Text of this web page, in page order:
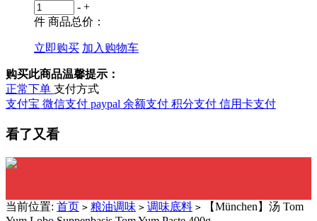
- +
件 商品总价：
立即购买 加入购物车
购买此商品温馨提示：
正常下单 支付方式
支付宝 微信支付 paypal 余额支付 积分支付 信用卡支付
看了又看
当前位置: 首页 > 粮油调味 > 调味底料 > 【München】汤 Tom